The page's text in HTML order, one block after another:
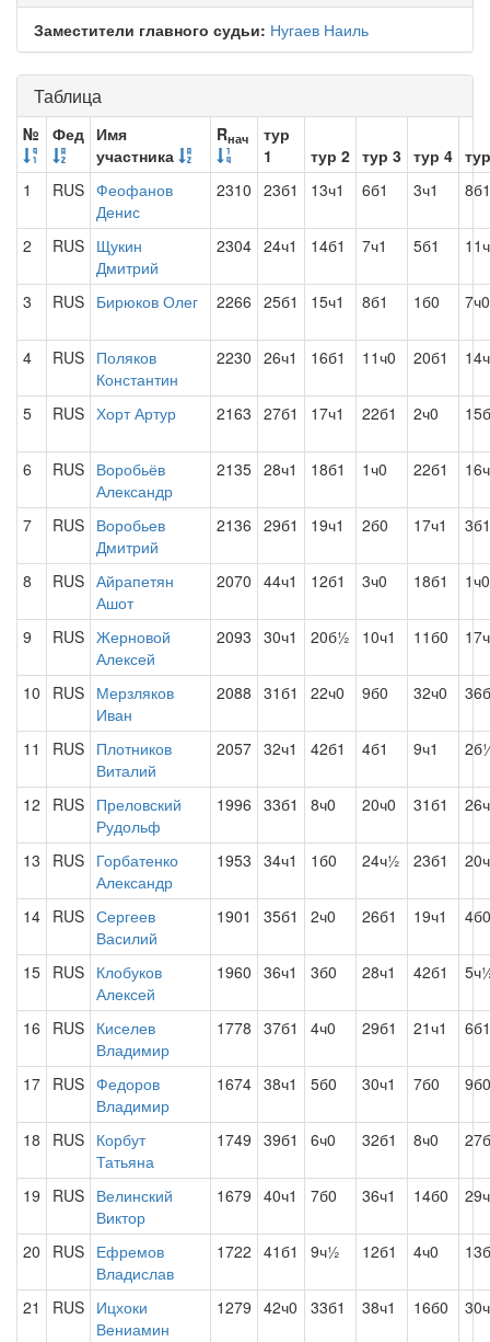
Заместители главного судьи: Нугаев Наиль
Таблица
№ Фед Имя
участника
Rнач
тур
1
тур 2 тур 3 тур 4
1
RUS Феофанов
Денис
2310 23б1 13ч1 6б1 3ч1 8б1
2 RUS Щукин
Дмитрий
2304 24ч1 14б1 7ч1 5б1
3 RUS Бирюков Олег 2266 25б1 15ч1 8б1 1б0 7ч0
4 RUS Поляков
Константин
2230 26ч1 16б1 11ч0 20б1
5 RUS Хорт Артур 2163 27б1 17ч1 22б1 2ч0
6 RUS Воробьёв
Александр
2135 28ч1 18б1 1ч0 22б1
7 RUS Воробьев
Дмитрий
2136 29б1 19ч1 2б0 17ч1 3б1
8 RUS Айрапетян
Ашот
2070 44ч1 12б1 3ч0 18б1 1ч0
9 RUS Жерновой
Алексей
2093 30ч1 20б½ 10ч1 11б0
10 RUS Мерзляков
Иван
2088 31б1 22ч0 9б0 32ч0
11 RUS Плотников
Виталий
2057 32ч1 42б1 4б1 9ч1
12 RUS Преловский
Рудольф
1996 33б1 8ч0 20ч0 31б1
13 RUS Горбатенко
Александр
1953 34ч1 1б0 24ч½ 23б1
14 RUS Сергеев
Василий
1901 35б1 2ч0 26б1 19ч1 4б0
15 RUS Клобуков
Алексей
1960 36ч1 3б0 28ч1 42б1
16 RUS Киселев
Владимир
1778 37б1 4ч0 29б1 21ч1 6б1
17 RUS Федоров
Владимир
1674 38ч1 5б0 30ч1 7б0 9б0
18 RUS Корбут
Татьяна
1749 39б1 6ч0 32б1 8ч0
19 RUS Велинский
Виктор
1679 40ч1 7б0 36ч1 14б0
20 RUS Ефремов
Владислав
1722 41б1 9ч½ 12б1 4ч0
21 RUS Ицхоки
Вениамин
1279 42ч0 33б1 38ч1 16б0